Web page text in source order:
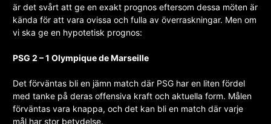
är det svårt att ge en exakt prognos eftersom dessa möten är
kända för att vara ovissa och fulla av överraskningar. Men om
vi ska ge en hypotetisk prognos:
PSG 2 – 1 Olympique de Marseille
Det förväntas bli en jämn match där PSG har en liten fördel
med tanke på deras offensiva kraft och aktuella form. Målen
förväntas vara knappa, och det kan bli en match där varje
mål har stor betydelse.